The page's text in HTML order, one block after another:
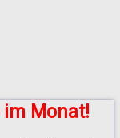
im Monat!